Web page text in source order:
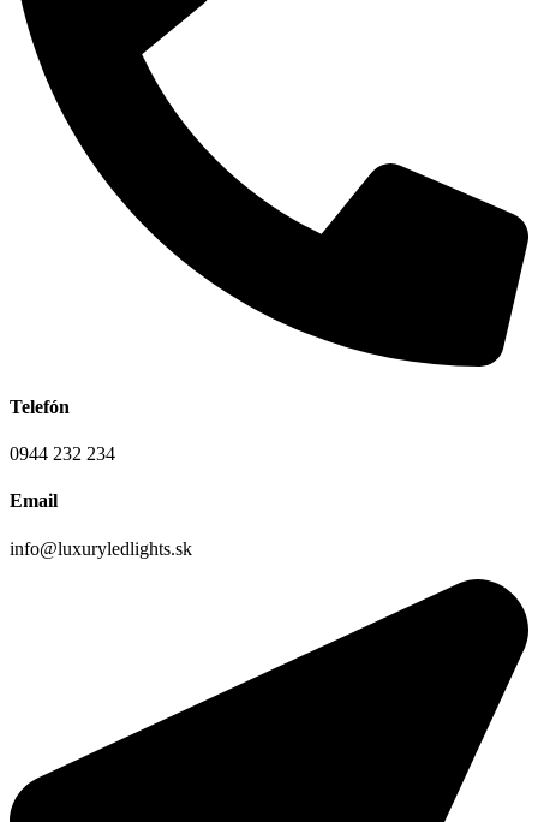
Telefón
0944 232 234
Email
info@luxuryledlights.sk